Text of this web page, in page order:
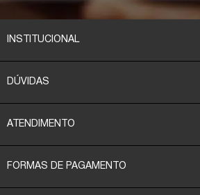
INSTITUCIONAL
DÚVIDAS
ATENDIMENTO
FORMAS DE PAGAMENTO